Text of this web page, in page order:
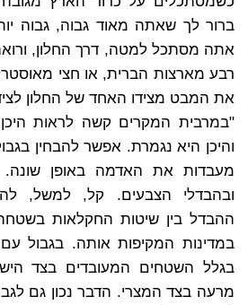
ברור לך שאתה מאוד גבוה, גבוה
אתה מסתכל למטה, דרך החלון,
רבע מארצות הברית, או חצי
את המבט מצידו האחד של החלון
"במרבית המקרים קשה לראות
והיכן היא נגמרת. אפשר להבחין
מעבדות את האדמה באופן
ובהבדלי הצבעים. קל, למשל,
ההבדל בין שיטות החקלאות בשטחה
במדינות המקיפות אותה. בגבול עם
בגלל השטחים המעובדים בצד
מרעה בצד המצרי. הדבר נכון גם לגבי